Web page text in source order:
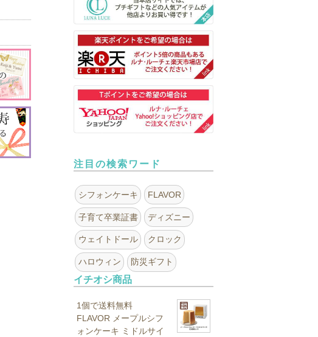
注目の検索ワード
シフォンケーキ FLAVOR
子育て卒業証書 ディズニー
ウェイトドール クロック
ハロウィン 防災ギフト
イチオシ商品
1個で送料無料
FLAVOR メープルシフ
ォンケーキ ミドルサイ